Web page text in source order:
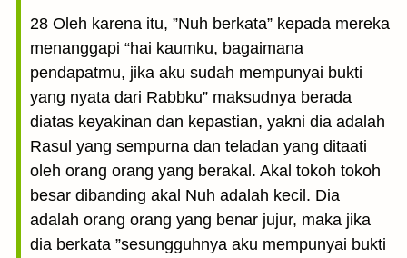
28 Oleh karena itu, ”Nuh berkata” kepada mereka
menanggapi “hai kaumku, bagaimana
pendapatmu, jika aku sudah mempunyai bukti
yang nyata dari Rabbku” maksudnya berada
diatas keyakinan dan kepastian, yakni dia adalah
Rasul yang sempurna dan teladan yang ditaati
oleh orang orang yang berakal. Akal tokoh tokoh
besar dibanding akal Nuh adalah kecil. Dia
adalah orang orang yang benar jujur, maka jika
dia berkata ”sesungguhnya aku mempunyai bukti